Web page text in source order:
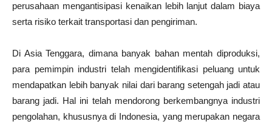
perusahaan mengantisipasi kenaikan lebih lanjut dalam biaya
serta risiko terkait transportasi dan pengiriman.
Di Asia Tenggara, dimana banyak bahan mentah diproduksi,
para pemimpin industri telah mengidentifikasi peluang untuk
mendapatkan lebih banyak nilai dari barang setengah jadi atau
barang jadi. Hal ini telah mendorong berkembangnya industri
pengolahan, khususnya di Indonesia, yang merupakan negara